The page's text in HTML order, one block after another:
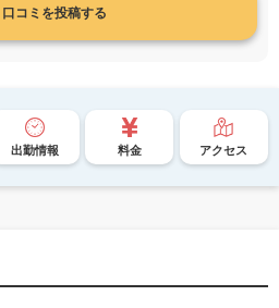
口コミを投稿する
出勤情報 料金 アクセス